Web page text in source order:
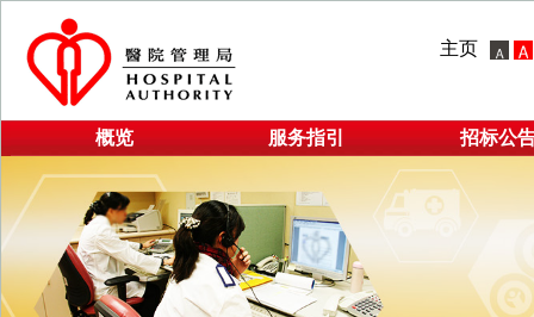
主页
概览 服务指引 招标公